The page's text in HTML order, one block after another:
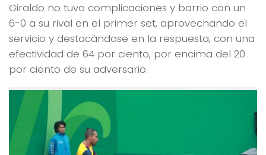
Giraldo no tuvo complicaciones y barrio con un
6-0 a su rival en el primer set, aprovechando el
servicio y destacándose en la respuesta, con una
efectividad de 64 por ciento, por encima del 20
por ciento de su adversario.